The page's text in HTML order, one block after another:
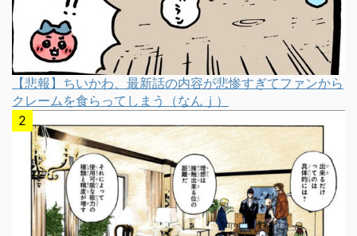
【悲報】ちいかわ、最新話の内容が悲惨すぎてファンから
クレームを食らってしまう（なんｊ）